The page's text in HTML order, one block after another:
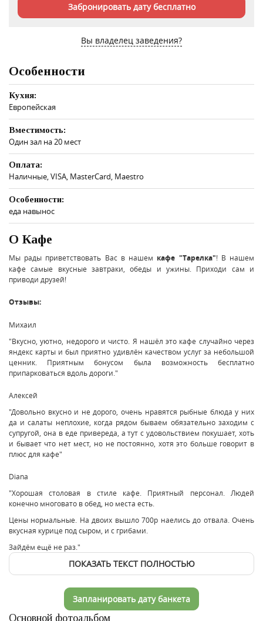
Забронировать дату бесплатно
Вы владелец заведения?
Особенности
Кухня:
Европейская
Вместимость:
Один зал на 20 мест
Оплата:
Наличные, VISA, MasterCard, Maestro
Особенности:
еда навынос
О Кафе
Мы рады приветствовать Вас в нашем кафе "Тарелка"! В нашем
кафе самые вкусные завтраки, обеды и ужины. Приходи сам и
приводи друзей!
Отзывы:
Михаил
"Вкусно, уютно, недорого и чисто. Я нашёл это кафе случайно через
яндекс карты и был приятно удивлён качеством услуг за небольшой
ценник. Приятным бонусом была возможность бесплатно
припарковаться вдоль дороги."
Алексей
"Довольно вкусно и не дорого, очень нравятся рыбные блюда у них
да и салаты неплохие, когда рядом бываем обязательно заходим с
супругой, она в еде привереда, а тут с удовольствием покушает, хоть
и бывает что нет мест, но не постоянно, хотя это больше говорит в
плюс для кафе"
Diana
"Хорошая столовая в стиле кафе. Приятный персонал. Людей
конечно многовато в обед, но места есть.
Цены нормальные. На двоих вышло 700р наелись до отвала. Очень
вкусная курице под сыром, и с грибами.
Зайдём ещё не раз."
ПОКАЗАТЬ ТЕКСТ ПОЛНОСТЬЮ
Запланировать дату банкета
Основной фотоальбом